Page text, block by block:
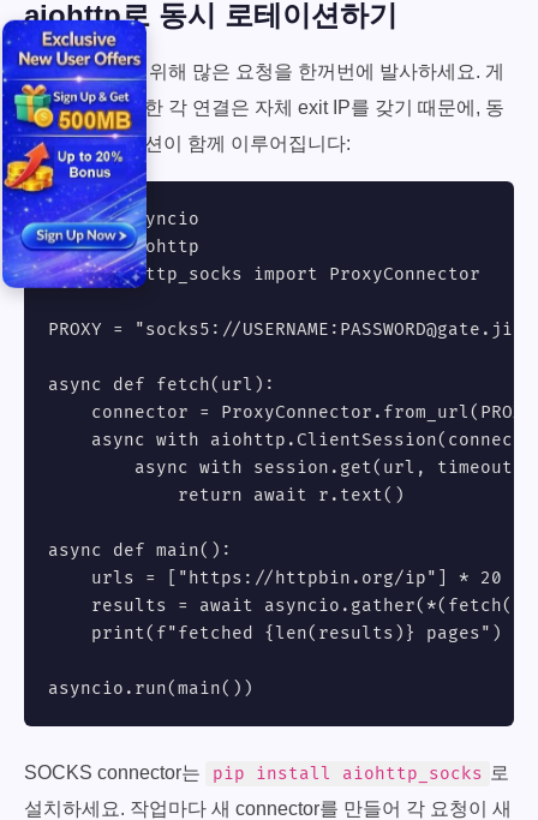
aiohttp로 동시 로테이션하기
높은 처리량을 위해 많은 요청을 한꺼번에 발사하세요. 게
이트웨이를 통한 각 연결은 자체 exit IP를 갖기 때문에, 동
시성과 로테이션이 함께 이루어집니다:
import asyncio
import aiohttp
from aiohttp_socks import ProxyConnector
PROXY = "socks5://USERNAME:
async def fetch(url):
connector =
async with
async with session.get(url,
            return await r.text()
async def main():
    urls = ["https://httpbin.org/ip"] * 20
results = await
    print(f"fetched {len(results)} pages")
asyncio.run(main())
SOCKS connector는 pip install aiohttp_socks 로
설치하세요. 작업마다 새 connector를 만들어 각 요청이 새